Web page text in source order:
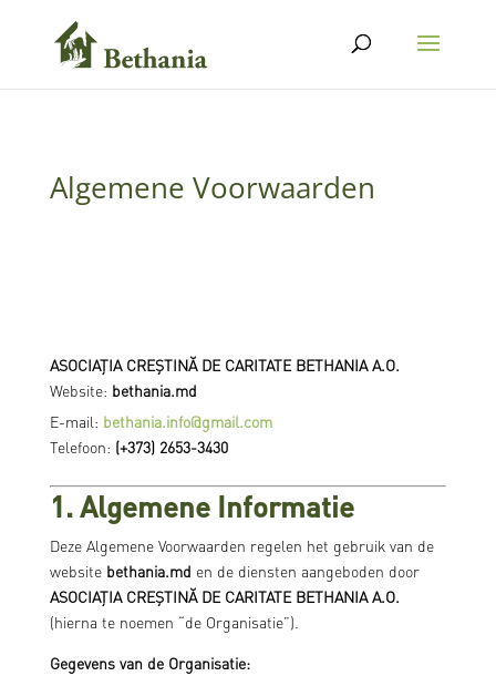
Algemene Voorwaarden
ASOCIAȚIA CREȘTINĂ DE CARITATE BETHANIA A.O.
Website: bethania.md
E-mail: bethania.info@gmail.com
Telefoon: (+373) 2653-3430
1. Algemene Informatie
Deze Algemene Voorwaarden regelen het gebruik van de
website bethania.md en de diensten aangeboden door
ASOCIAȚIA CREȘTINĂ DE CARITATE BETHANIA A.O.
(hierna te noemen “de Organisatie”).
Gegevens van de Organisatie: